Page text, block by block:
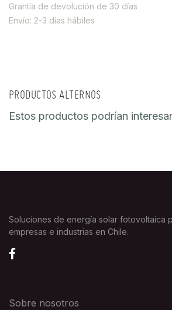
Grantía de devolución de 30 días
Envío: 2-3 días hábiles
PRODUCTOS ALTERNOS
Estos productos podrían
Soluciones de energía solar fotovoltaica
empresas e industrias en Chile.
Sobre nosotros